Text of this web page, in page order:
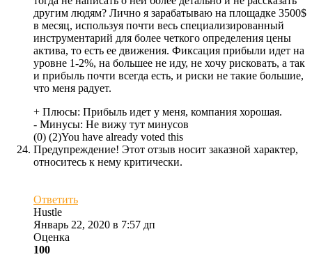
другим людям? Лично я зарабатываю на площадке 3500$
в месяц, используя почти весь специализированный
инструментарий для более четкого определения цены
актива, то есть ее движения. Фиксация прибыли идет на
уровне 1-2%, на большее не иду, не хочу рисковать, а так
и прибыль почти всегда есть, и риски не такие большие,
что меня радует.
+ Плюсы: Прибыль идет у меня, компания хорошая.
- Минусы: Не вижу тут минусов
(0) (2)You have already voted this
Предупреждение! Этот отзыв носит заказной характер,
относитесь к нему критически.
Ответить
Hustle
Январь 22, 2020 в 7:57 дп
Оценка
100